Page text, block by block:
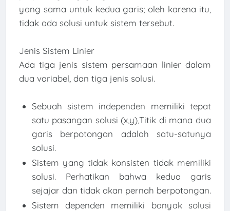
yang sama untuk kedua garis; oleh karena itu,
tidak ada solusi untuk sistem tersebut.
Jenis Sistem Linier
Ada tiga jenis sistem persamaan linier dalam
dua variabel, dan tiga jenis solusi.
Sebuah sistem independen memiliki tepat
satu pasangan solusi (x,y),Titik di mana dua
garis berpotongan adalah satu-satunya
solusi.
Sistem yang tidak konsisten tidak memiliki
solusi. Perhatikan bahwa kedua garis
sejajar dan tidak akan pernah berpotongan.
Sistem dependen memiliki banyak solusi